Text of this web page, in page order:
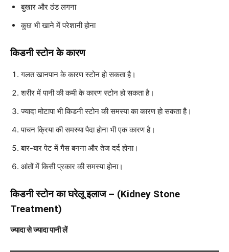
बुखार और ठंड लगना
कुछ भी खाने में परेशानी होना
किडनी स्टोन के कारण
गलत खानपान के कारण स्टोन हो सकता है।
शरीर में पानी की कमी के कारण स्टोन हो सकता है।
ज्यादा मोटापा भी किडनी स्टोन की समस्या का कारण हो सकता है।
पाचन क्रिया की समस्या पैदा होना भी एक कारण है।
बार-बार पेट में गैस बनना और तेज दर्द होना।
आंतों में किसी प्रकार की समस्या होना।
किडनी स्टोन का घरेलू इलाज – (Kidney Stone
Treatment)
ज्यादा से ज्यादा पानी लें